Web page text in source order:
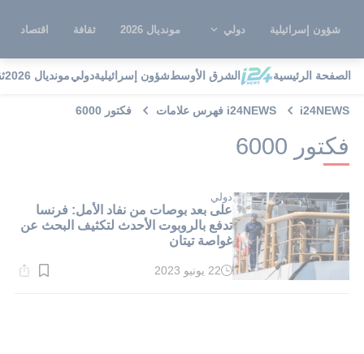
شؤون إسرائيلية دولي مونديال 2026 ثقافة اقتصاد
الصفحة الرئيسية الشرق الأوسطشؤون إسرائيليةدوليمونديال 2026
i24NEWS i24NEWS فهرس علامات فكتور 6000
فكتور 6000
دولي
على بعد بوصات من نفاد الأمل: فرنسا
تدفع بالروبوت الأحدث لتكثيف البحث عن
غواصة تيتان
وقت
22 يونيو 2023